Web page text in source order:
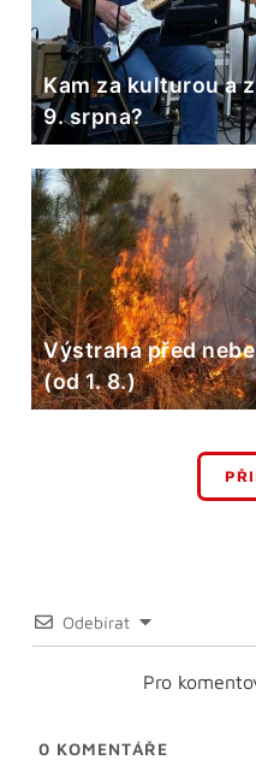
Kam za kulturou a
9. srpna?
Výstraha před
(od 1. 8.)
Odebírat
Pro
0 KOMENTÁŘE